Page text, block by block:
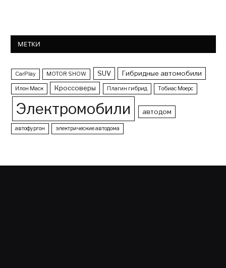
МЕТКИ
CarPlay MOTOR SHOW SUV Гибридные автомобили
Илон Маск Кроссоверы Плагин гибрид Тобиас Моерс
Электромобили автодом
автофургон электрические автодома